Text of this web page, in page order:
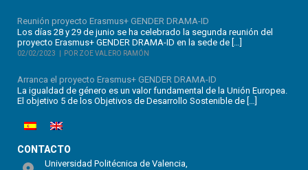
Reunión proyecto Erasmus+ GENDER DRAMA-ID
Los días 28 y 29 de junio se ha celebrado la segunda reunión del
proyecto Erasmus+ GENDER DRAMA-ID en la sede de […]
02/02/2023 POR ZOE VALERO RAMÓN
Arranca el proyecto Erasmus+ GENDER DRAMA-ID
La igualdad de género es un valor fundamental de la Unión Europea.
El objetivo 5 de los Objetivos de Desarrollo Sostenible de […]
CONTACTO
Universidad Politécnica de Valencia,